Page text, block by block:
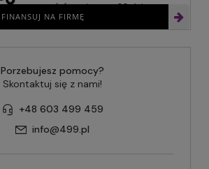
FINANSUJ NA FIRMĘ
zapłać za niego za 30 dni
Porzebujesz pomocy?
Skontaktuj się z nami!
+48 603 499 459
info@499.pl